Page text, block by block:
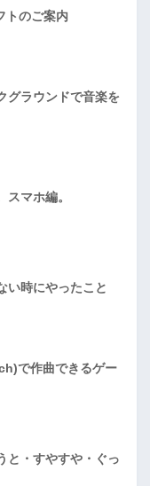
トのご案内
グラウンドで音楽を
マホ編。
い時にやったこと
で作曲できるゲー
と・すやすや・ぐっ